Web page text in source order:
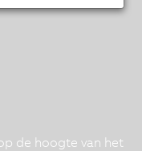
de hoogte van het